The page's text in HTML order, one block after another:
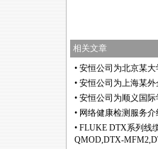
相关文章
• 安恒公司为北京某
• 安恒公司为上海某
• 安恒公司为顺义国
• 网络健康检测服务
• FLUKE DTX系列线
QMOD,DTX-